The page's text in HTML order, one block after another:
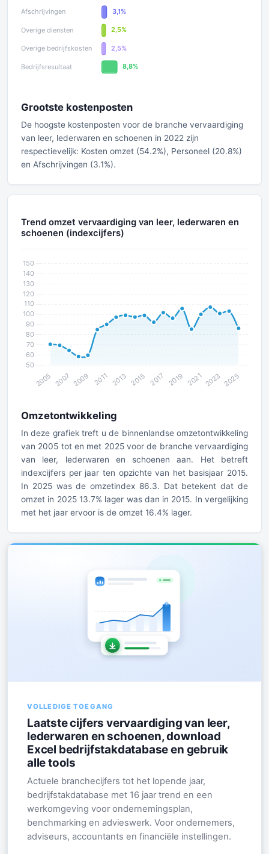
Grootste kostenposten
De hoogste kostenposten voor de branche vervaardiging
van leer, lederwaren en schoenen in 2022 zijn
respectievelijk: Kosten omzet (54.2%), Personeel (20.8%)
en Afschrijvingen (3.1%).
Trend omzet vervaardiging van leer, lederwaren en
schoenen (indexcijfers)
Omzetontwikkeling
In deze grafiek treft u de binnenlandse omzetontwikkeling
van 2005 tot en met 2025 voor de branche vervaardiging
van leer, lederwaren en schoenen aan. Het betreft
indexcijfers per jaar ten opzichte van het basisjaar 2015.
In 2025 was de omzetindex 86.3. Dat betekent dat de
omzet in 2025 13.7% lager was dan in 2015. In vergelijking
met het jaar ervoor is de omzet 16.4% lager.
VOLLEDIGE TOEGANG
Laatste cijfers vervaardiging van leer,
lederwaren en schoenen, download
Excel bedrijfstakdatabase en gebruik
alle tools
Actuele branchecijfers tot het lopende jaar,
bedrijfstakdatabase met 16 jaar trend en een
werkomgeving voor ondernemingsplan,
benchmarking en advieswerk. Voor ondernemers,
adviseurs, accountants en financiële instellingen.